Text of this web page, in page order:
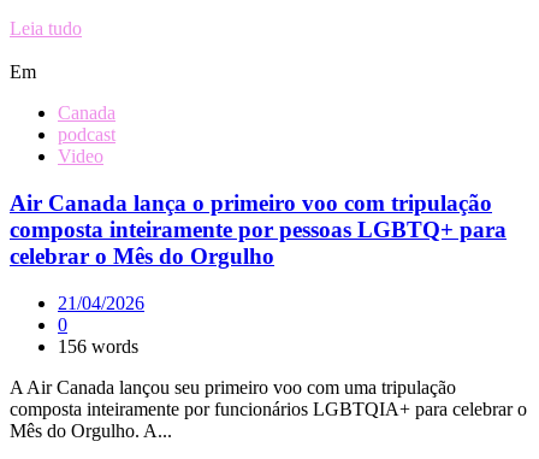
Leia tudo
Em
Canada
podcast
Video
Air Canada lança o primeiro voo com tripulação
composta inteiramente por pessoas LGBTQ+ para
celebrar o Mês do Orgulho
21/04/2026
0
156 words
A Air Canada lançou seu primeiro voo com uma tripulação
composta inteiramente por funcionários LGBTQIA+ para celebrar o
Mês do Orgulho. A...